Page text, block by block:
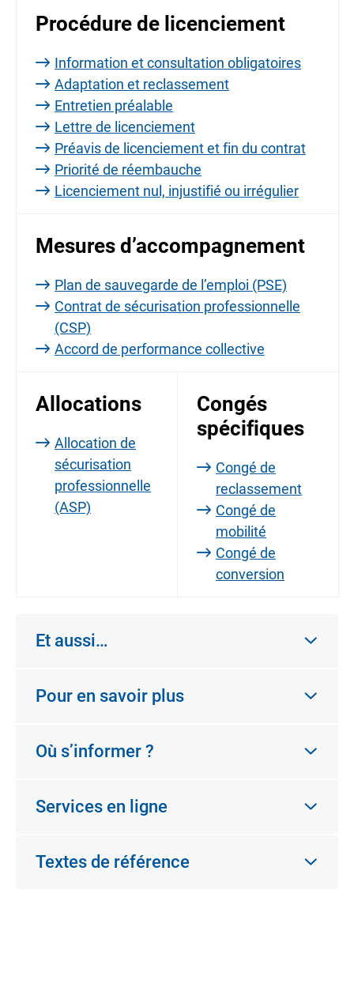
Procédure de licenciement
Information et consultation obligatoires
Adaptation et reclassement
Entretien préalable
Lettre de licenciement
Préavis de licenciement et fin du contrat
Priorité de réembauche
Licenciement nul, injustifié ou irrégulier
Mesures d’accompagnement
Plan de sauvegarde de l’emploi (PSE)
Contrat de sécurisation professionnelle
(CSP)
Accord de performance collective
Allocations
Allocation de
sécurisation
professionnelle
(ASP)
Congés
spécifiques
Congé de
reclassement
Congé de
mobilité
Congé de
conversion
Et aussi…
Pour en savoir plus
Où s’informer ?
Services en ligne
Textes de référence